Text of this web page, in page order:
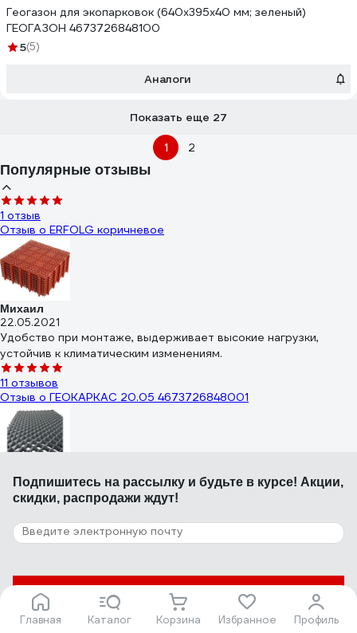
Главная Каталог Корзина Избранное Профиль
Геогазон для экопарковок (640х395х40 мм; зеленый)
ГЕОГАЗОН 4673726848100
5(5)
Аналоги
Показать еще 27
1 2
Популярные отзывы
1 отзыв
Отзыв о ERFOLG коричневое
Михаил
22.05.2021
Удобство при монтаже, выдерживает высокие нагрузки,
устойчив к климатическим изменениям.
11 отзывов
Отзыв о ГЕОКАРКАС 20.05 4673726848001
Игорь З.
23.03.2024
Соответствует описанию
12 отзывов
Игорь Х.
Подпишитесь на рассылку и будьте в курсе! Акции,
скидки, распродажи ждут!
Подписаться